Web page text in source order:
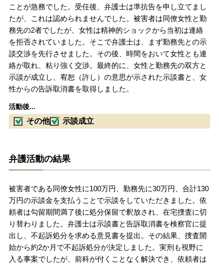
ことが急務でした。受任後、弁護士は準抗告を申し立てまし
たが、これは認められませんでした。被害者は同僚女性と勤
務先の2者でしたが、女性は精神的ショックから当初は連絡
を拒否されていました。そこで弁護士は、まず勤務先との示
談交渉を先行させました。その後、時間をおいて女性とも連
絡が取れ、粘り強く交渉。最終的に、女性と勤務先の双方と
示談が成立し、宥恕（許し）の意思が示された示談書と、女
性からの告訴取消書を取得しました。
活動後...
その他 示談成立
弁護活動の結果
被害者である同僚女性に100万円、勤務先に30万円、合計130
万円の示談金を支払うことで示談をしていただきました。依
頼者は勾留期間満了後に処分保留で釈放され、在宅捜査に切
り替わりました。弁護士は示談書と告訴取消書を検察官に提
出し、不起訴処分を求める意見書を提出。その結果、捜査開
始から約2か月で不起訴処分が決定しました。実刑も視野に
入る事案でしたが、前科が付くことなく解決でき、依頼者は